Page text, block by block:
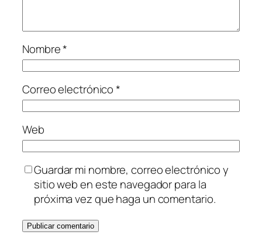
Nombre*
Correo electrónico*
Web
Guardar mi nombre, correo electrónico y
sitio web en este navegador para la
próxima vez que haga un comentario.